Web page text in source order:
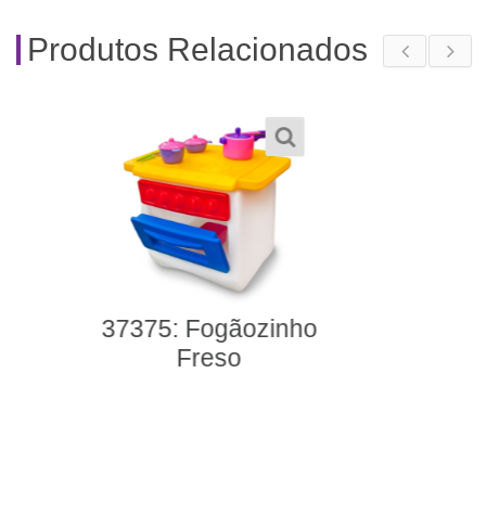
Produtos Relacionados
37380: Arrumadinho
Pequeno + Cabide +